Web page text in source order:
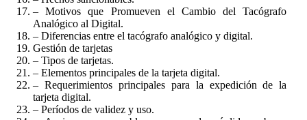
– Motivos que Promueven el Cambio del Tacógrafo
Analógico al Digital.
– Diferencias entre el tacógrafo analógico y digital.
Gestión de tarjetas
– Tipos de tarjetas.
– Elementos principales de la tarjeta digital.
– Requerimientos principales para la expedición de la
tarjeta digital.
– Períodos de validez y uso.